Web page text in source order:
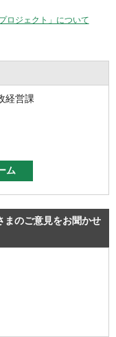
ロジェクト」について
経営課
まのご意見をお聞かせ